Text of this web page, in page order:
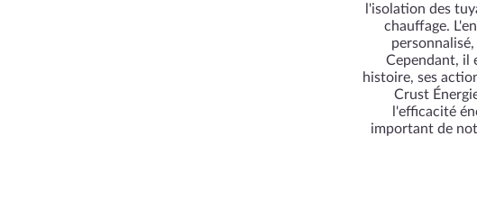
l'isolation des
chauffage.
Cependant, il
histoire, ses
Crust
l'efficacité
important de